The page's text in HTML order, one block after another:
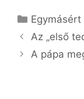
Kategória
Egymásért
Az „első
A pápa